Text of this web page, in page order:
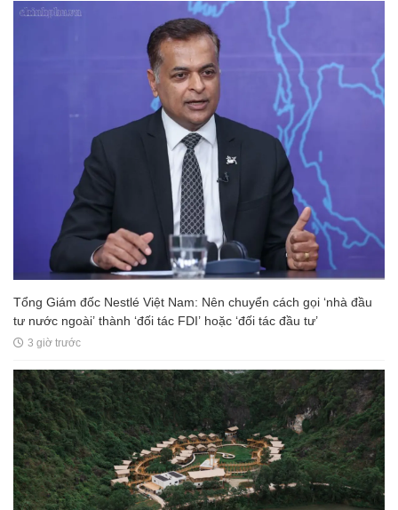
Tổng Giám đốc Nestlé Việt Nam: Nên chuyển cách gọi ‘nhà đầu
tư nước ngoài’ thành ‘đối tác FDI’ hoặc ‘đối tác đầu tư’
3 giờ trước